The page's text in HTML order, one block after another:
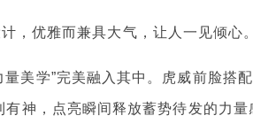
优雅而兼具大气，让人一见倾心。
学”完美融入其中。虎威前脸搭
神，点亮瞬间释放蓄势待发的力量